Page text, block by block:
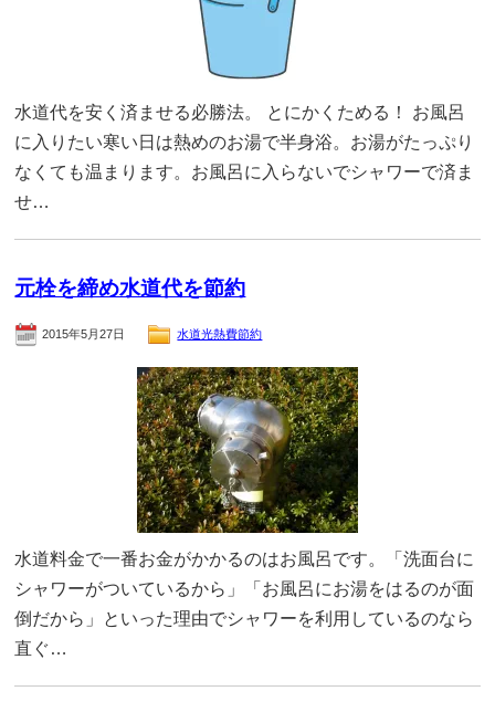
水道代を安く済ませる必勝法。 とにかくためる！ お風呂
に入りたい寒い日は熱めのお湯で半身浴。お湯がたっぷり
なくても温まります。お風呂に入らないでシャワーで済ま
せ…
元栓を締め水道代を節約
2015年5月27日 水道光熱費節約
水道料金で一番お金がかかるのはお風呂です。「洗面台に
シャワーがついているから」「お風呂にお湯をはるのが面
倒だから」といった理由でシャワーを利用しているのなら
直ぐ…